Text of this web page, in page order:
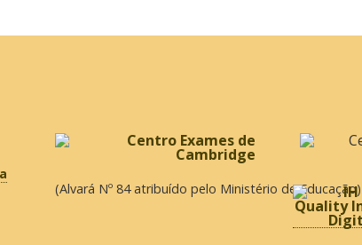
(Alvará Nº 84 atribuído pelo Ministério de Educação)